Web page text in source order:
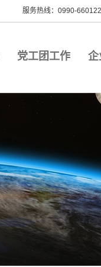
服务热线：0990-
党工团工作 企